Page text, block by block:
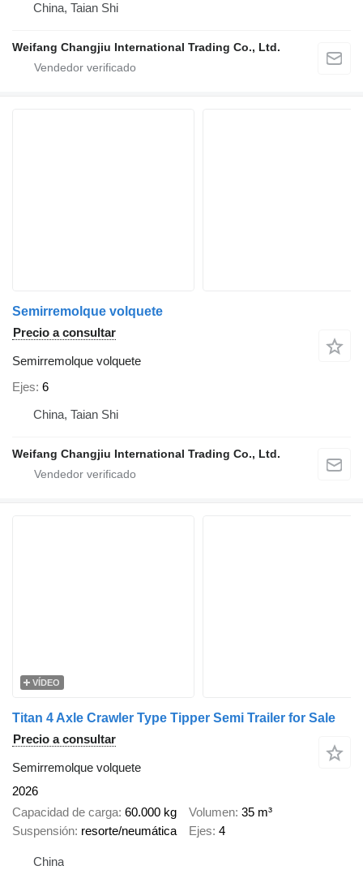
China, Taian Shi
Weifang Changjiu International Trading Co., Ltd.
Semirremolque volquete
Precio a consultar
Semirremolque volquete
Ejes 6
China, Taian Shi
Weifang Changjiu International Trading Co., Ltd.
VÍDEO
Titan 4 Axle Crawler Type Tipper Semi Trailer for Sale
Precio a consultar
Semirremolque volquete
2026
Capacidad de carga 60.000 kg Volumen 35 m³
Suspensión resorte/neumática Ejes 4
China